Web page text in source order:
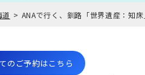
道 ANAで行く、釧路「世界遺産：知
のご予約はこちら